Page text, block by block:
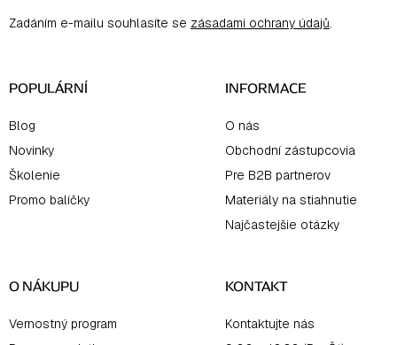
e
Zadáním e-mailu souhlasíte se zásadami ochrany údajů
POPULÁRNÍ
Blog
Novinky
Školenie
Promo balíčky
INFORMACE
O nás
Obchodní zástupcovia
Pre B2B partnerov
Materiály na stiahnutie
Najčastejšie otázky
O NÁKUPU
Vernostný program
KONTAKT
Kontaktujte nás